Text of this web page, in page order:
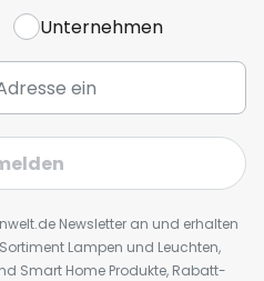
Unternehmen
Newsletter an und erhalten
Lampen und Leuchten,
Smart Home Produkte, Rabatt-